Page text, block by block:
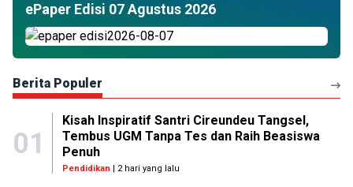
ePaper Edisi 07 Agustus 2026
Berita Populer
01
Kisah Inspiratif Santri Cireundeu Tangsel,
Tembus UGM Tanpa Tes dan Raih Beasiswa
Penuh
Pendidikan | 2 hari yang lalu